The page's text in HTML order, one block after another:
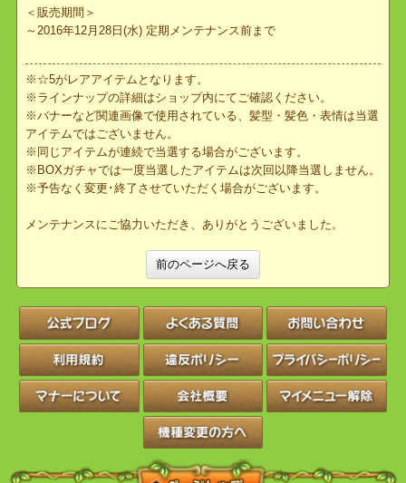
＜特典＞
21回転目に 500コインバック
30回転目に クリアストーン×1
40回転目に 500コインバック
44回転目にクリアストーン×3
※コインは即時反映されません。反映させる際は、ショップへ入り
～2016年12月28日(水) 定期メンテナンス前まで
※☆5がレアアイテムとなります。
※ラインナップの詳細はショップ内にてご確認ください。
※バナーなど関連画像で使用されている、髪型・髪色・表情は当選
アイテムではございません。
※同じアイテムが連続で当選する場合がございます。
※BOXガチャでは一度当選したアイテムは次回以降当選しません
※予告なく変更･終了させていただく場合がございます。
メンテナンスにご協力いただき、ありがとうございました。